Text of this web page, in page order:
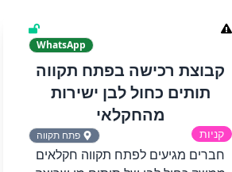
WhatsApp
קבוצת רכישה בפתח תקווה
תותים כחול לבן ישירות
מהחקלאי
קניות פתח תקווה
חברים מגיעים לפתח תקווה חקלאים